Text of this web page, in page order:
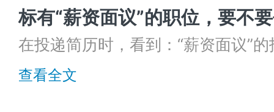
标有“薪资面议”的职位，要不
在投递简历时，看到：“薪资面议”
参考，HR邀请面试要不要去呢？
查看全文